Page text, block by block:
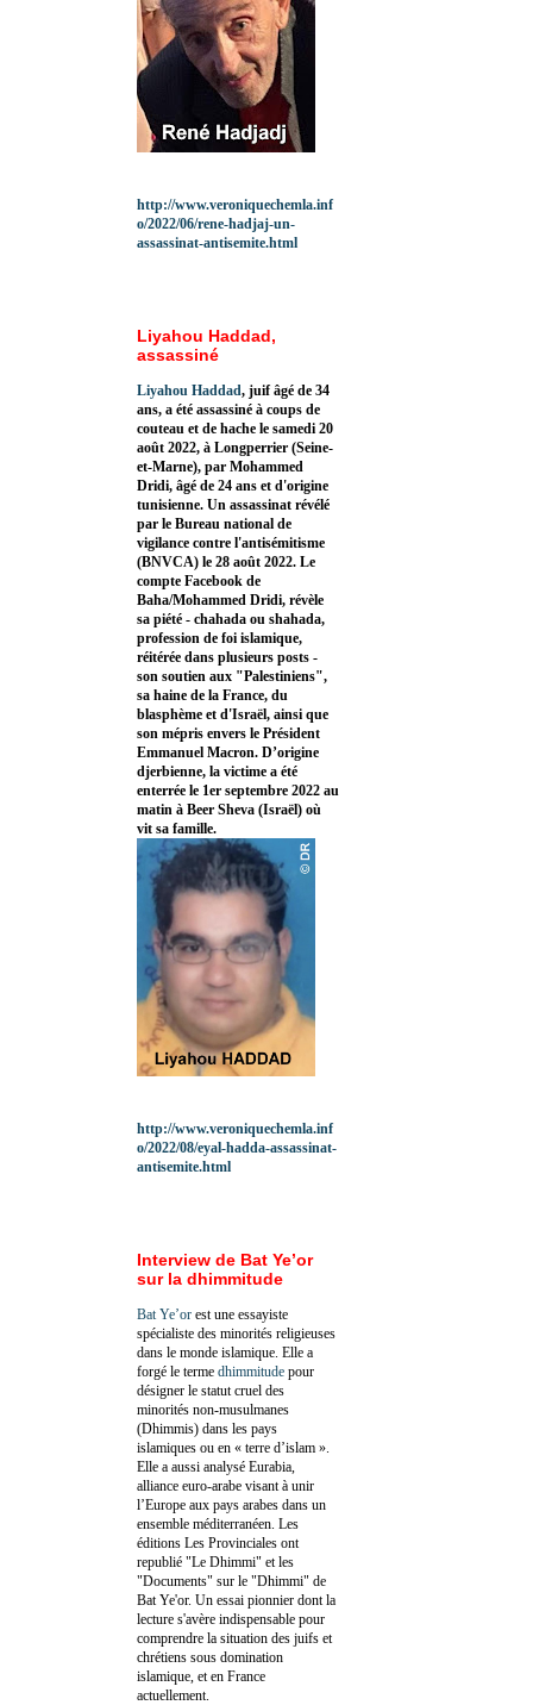
http://www.veroniquechemla.inf
o/2022/06/rene-hadjaj-un-
assassinat-antisemite.html
Liyahou Haddad,
assassiné
Liyahou Haddad, juif âgé de 34
ans, a été assassiné à coups de
couteau et de hache le samedi 20
août 2022, à Longperrier (Seine-
et-Marne), par Mohammed
Dridi, âgé de 24 ans et d'origine
tunisienne. Un assassinat révélé
par le Bureau national de
vigilance contre l'antisémitisme
(BNVCA) le 28 août 2022. Le
compte Facebook de
Baha/Mohammed Dridi, révèle
sa piété - chahada ou shahada,
profession de foi islamique,
réitérée dans plusieurs posts -
son soutien aux "Palestiniens",
sa haine de la France, du
blasphème et d'Israël, ainsi que
son mépris envers le Président
Emmanuel Macron. D’origine
djerbienne, la victime a été
enterrée le 1er septembre 2022 au
matin à Beer Sheva (Israël) où
vit sa famille.
http://www.veroniquechemla.inf
o/2022/08/eyal-hadda-assassinat-
antisemite.html
Interview de Bat Ye’or
sur la dhimmitude
Bat Ye’or est une essayiste
spécialiste des minorités religieuses
dans le monde islamique. Elle a
forgé le terme dhimmitude pour
désigner le statut cruel des
minorités non-musulmanes
(Dhimmis) dans les pays
islamiques ou en « terre d’islam ».
Elle a aussi analysé Eurabia,
alliance euro-arabe visant à unir
l’Europe aux pays arabes dans un
ensemble méditerranéen. Les
éditions Les Provinciales ont
republié "Le Dhimmi" et les
"Documents" sur le "Dhimmi" de
Bat Ye'or. Un essai pionnier dont la
lecture s'avère indispensable pour
comprendre la situation des juifs et
chrétiens sous domination
islamique, et en France
actuellement.